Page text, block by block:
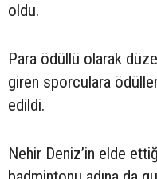
oldu.
Para ödüllü olarak
giren sporculara
edildi.
Nehir Deniz’in elde